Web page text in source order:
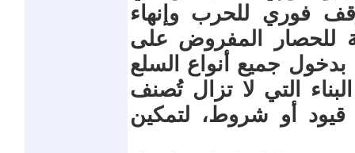
فوري للحرب وإنهاء
للحصار المفروض على
جميع أنواع السلع
التي لا تزال تُصنف
أو شروط، لتمكين